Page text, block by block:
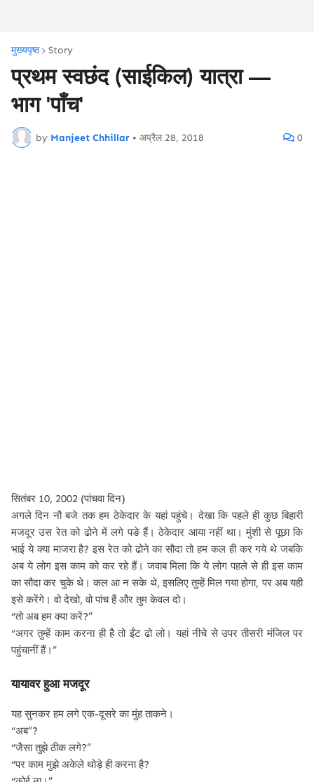
मुख्यपृष्ठ Story
प्रथम स्वछंद (साईकिल) यात्रा —
भाग 'पाँच'
by Manjeet Chhillar • अप्रैल 28, 2018 0
सितंबर 10, 2002 (पांचवा दिन)
अगले दिन नौ बजे तक हम ठेकेदार के यहां पहुंचे। देखा कि पहले ही कुछ बिहारी
मजदूर उस रेत को ढोने में लगे पङे हैं। ठेकेदार आया नहीं था। मुंशी से पूछा कि
भाई ये क्या माजरा है? इस रेत को ढोने का सौदा तो हम कल ही कर गये थे जबकि
अब ये लोग इस काम को कर रहे हैं। जवाब मिला कि ये लोग पहले से ही इस काम
का सौदा कर चुके थे। कल आ न सके थे, इसलिए तुम्हें मिल गया होगा, पर अब यही
इसे करेंगे। वो देखो, वो पांच हैं और तुम केवल दो।
“तो अब हम क्या करें?”
“अगर तुम्हें काम करना ही है तो ईंट ढो लो। यहां नीचे से उपर तीसरी मंजिल पर
पहुंचानीं हैं।”
यायावर हुआ मजदूर
यह सुनकर हम लगे एक-दूसरे का मुंह ताकने।
“अब”?
“जैसा तुझे ठीक लगे?”
“पर काम मुझे अकेले थोड़े ही करना है?